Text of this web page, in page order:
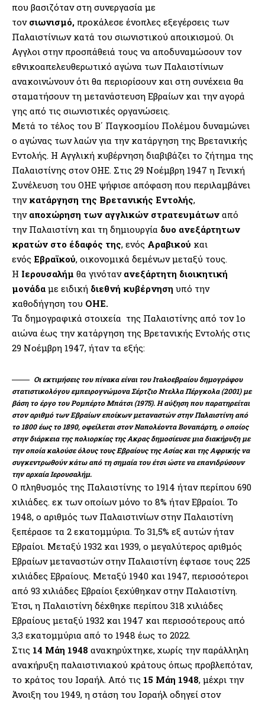
που βασιζόταν στη συνεργασία με
τον σιωνισμό, προκάλεσε ένοπλες εξεγέρσεις των
Παλαιστίνιων κατά του σιωνιστικού αποικισμού. Οι
Αγγλοι στην προσπάθειά τους να αποδυναμώσουν τον
εθνικοαπελευθερωτικό αγώνα των Παλαιστίνιων
ανακοινώνουν ότι θα περιορίσουν και στη συνέχεια θα
σταματήσουν τη μετανάστευση Εβραίων και την αγορά
γης από τις σιωνιστικές οργανώσεις.
Μετά το τέλος του Β΄ Παγκοσμίου Πολέμου δυναμώνει
ο αγώνας των λαών για την κατάργηση της Βρετανικής
Εντολής. Η Αγγλική κυβέρνηση διαβιβάζει το ζήτημα της
Παλαιστίνης στον ΟΗΕ. Στις 29 Νοέμβρη 1947 η Γενική
Συνέλευση του ΟΗΕ ψήφισε απόφαση που περιλαμβάνει
την κατάργηση της Βρετανικής Εντολής,
τηναποχώρηση των αγγλικών στρατευμάτων από
την Παλαιστίνη και τη δημιουργία δυο ανεξάρτητων
κρατών στο έδαφός της, ενός Αραβικού και
ενός Εβραϊκού, οικονομικά δεμένων μεταξύ τους.
Η Ιερουσαλήμ θα γινόταν ανεξάρτητη διοικητική
μονάδα με ειδική διεθνή κυβέρνηση υπό την
καθοδήγηση του ΟΗΕ.
Τα δημογραφικά στοιχεία της Παλαιστίνης από τον 1ο
αιώνα έως την κατάργηση της Βρετανικής Εντολής στις
29 Νοέμβρη 1947, ήταν τα εξής:
Οι εκτιμήσεις του πίνακα είναι του Ιταλοεβραίου δημογράφου
στατιστικολόγου εμπειρογνώμονα Σέρτζιο Ντελλα Πέργκολα (2001) με
βάση το έργο του Ρομπέρτο Μπάτσι (1975). Η αύξηση που παρατηρείται
στον αριθμό των Εβραίων εποίκων μεταναστών στην Παλαιστίνη από
το 1800 έως το 1890, οφείλεται στον Ναπολέοντα Βοναπάρτη, ο οποίος
στην διάρκεια της πολιορκίας της Ακρας δημοσίευσε μια διακήρυξη με
την οποία καλούσε όλους τους Εβραίους της Ασίας και της Αφρικής να
συγκεντρωθούν κάτω από τη σημαία του έτσι ώστε να επανιδρύσουν
την αρχαία Ιερουσαλήμ.
Ο πληθυσμός της Παλαιστίνης το 1914 ήταν περίπου 690
χιλιάδες. εκ των οποίων μόνο το 8% ήταν Εβραίοι. Το
1948, ο αριθμός των Παλαιστινίων στην Παλαιστίνη
ξεπέρασε τα 2 εκατομμύρια. Το 31,5% εξ αυτών ήταν
Εβραίοι. Μεταξύ 1932 και 1939, ο μεγαλύτερος αριθμός
Εβραίων μεταναστών στην Παλαιστίνη έφτασε τους 225
χιλιάδες Εβραίους. Μεταξύ 1940 και 1947, περισσότεροι
από 93 χιλιάδες Εβραίοι ξεχύθηκαν στην Παλαιστίνη.
Έτσι, η Παλαιστίνη δέχθηκε περίπου 318 χιλιάδες
Εβραίους μεταξύ 1932 και 1947 και περισσότερους από
3,3 εκατομμύρια από το 1948 έως το 2022.
Στις 14 Μάη 1948 ανακηρύχτηκε, χωρίς την παράλληλη
ανακήρυξη παλαιστινιακού κράτους όπως προβλεπόταν,
το κράτος του Ισραήλ. Από τις 15 Μάη 1948, μέχρι την
Άνοιξη του 1949, η στάση του Ισραήλ οδηγεί στον